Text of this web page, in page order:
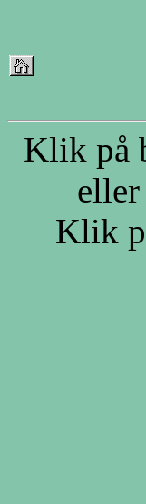
Klik på
Klik